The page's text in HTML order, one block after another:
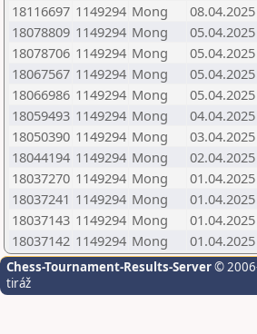
18116697 1149294 Mong
18078809 1149294 Mong
18078706 1149294 Mong
18067567 1149294 Mong
18066986 1149294 Mong
18059493 1149294 Mong
18050390 1149294 Mong
18044194 1149294 Mong
18037270 1149294 Mong
18037241 1149294 Mong
18037143 1149294 Mong
18037142 1149294 Mong
Chess-Tournament-Results-Server©
tiráž